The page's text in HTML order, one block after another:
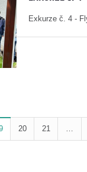
Exkurze č. 4 -
20 21